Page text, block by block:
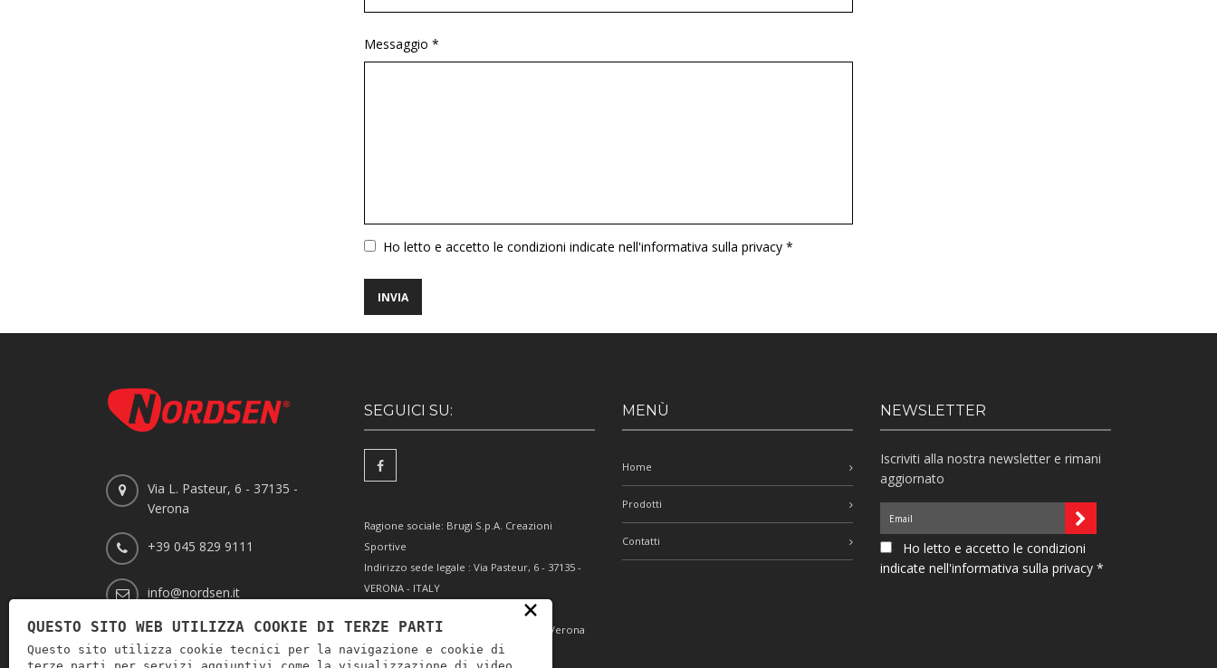
Messaggio *
VuotoHo letto e accetto le condizioni indicate nell'informativa sulla privacy *
Via L. Pasteur, 6 - 37135 -
Verona
+39 045 829 9111
info@nordsen.it
SEGUICI SU:
Ragione sociale: Brugi S.p.A. Creazioni
Sportive
Indirizzo sede legale : Via Pasteur, 6 - 37135 -
VERONA - ITALY
Codice Fiscale e Iscrizione Reg. Impr. Verona
0051416 024 1
MENÙ
Home
Prodotti
Contatti
NEWSLETTER
Iscriviti alla nostra newsletter e rimani
aggiornato
Ho letto e accetto le condizioni
indicate nell'informativa sulla privacy *
×
QUESTO SITO WEB UTILIZZA COOKIE DI TERZE PARTI
Questo sito utilizza cookie tecnici per la navigazione e cookie di